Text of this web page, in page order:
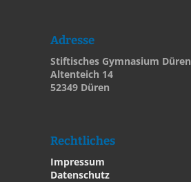
Adresse
Stiftisches Gymnasium Düren
Altenteich 14
52349 Düren
Rechtliches
Impressum
Datenschutz